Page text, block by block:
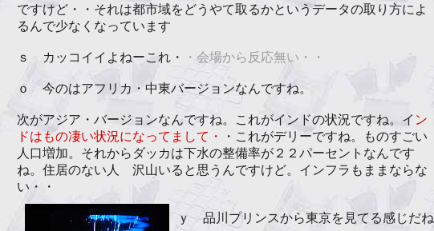
ですけど・・それは都市域をどうやて取るかというデータの取り方によ
るんで少なくなっています
ｓ カッコイイよねーこれ・ ・会場から反応無い・・
ｏ 今のはアフリカ・中東バージョンなんですね。
次がアジア・バージョンなんですね。これがインドの状況ですね。イ ン
ドはもの凄い状況になってまして・
・これがデリーですね。ものすごい
人口増加。それからダッカは下水の整備率が２２パーセントなんです
ね。住居のない人 沢山いると思うんですけど。インフラもままならな
い・・
ｙ 品川プリンスから東京を見てる感じだね